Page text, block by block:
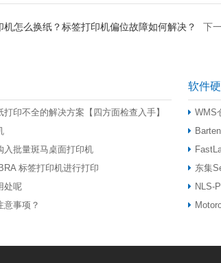
机怎么换纸？标签打印机偏位故障如何解决？ 下
印不全的解决方案【四方面检查入手】
入批量斑马桌面打印机
标签打印机进行打印
处呢
意事项？
软件
WMS
东集
NLS-